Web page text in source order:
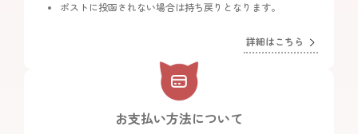
ポストに投函されない場合は持ち戻りとなります。
詳細はこちら
お支払い方法について